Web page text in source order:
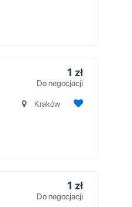
1 zł
Do negocjacji
Kraków
1 zł
Do negocjacji